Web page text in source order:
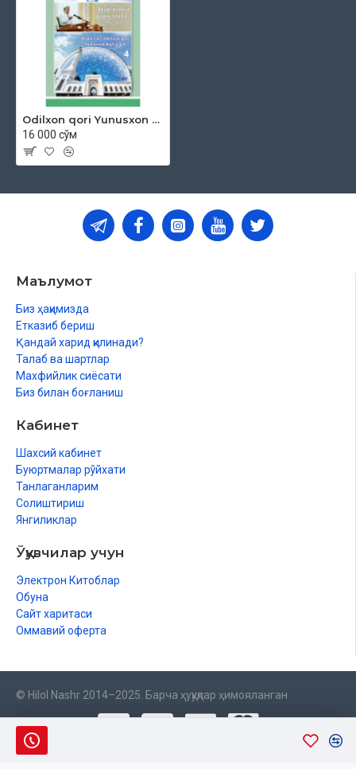
Odilxon qori Yunusxon o'g'li «Juma mav'izalari» 4-fasl (DVD)
16 000 сўм
Маълумот
Биз ҳақимизда
Етказиб бериш
Қандай харид қилинади?
Талаб ва шартлар
Махфийлик сиёсати
Биз билан боғланиш
Кабинет
Шахсий кабинет
Буюртмалар рўйхати
Танлаганларим
Солиштириш
Янгиликлар
Ўқувчилар учун
Электрон Китоблар
Обуна
Сайт харитаси
Оммавий оферта
© Hilol Nashr 2014–2025. Барча ҳуқуқлар ҳимояланган